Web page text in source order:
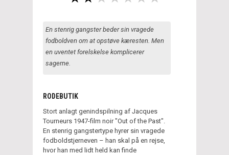
En stenrig gangster beder sin vragede
fodboldven om at opstøve kæresten. Men
en uventet forelskelse komplicerer
sagerne.
RODEBUTIK
Stort anlagt genindspilning af Jacques
Tourneurs 1947-film noir "Out of the Past".
En stenrig gangstertype hyrer sin vragede
fodboldstjerneven – han skal på en rejse,
hvor han med lidt held kan finde